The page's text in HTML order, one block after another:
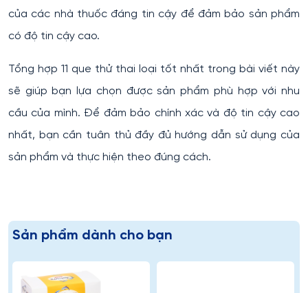
của các nhà thuốc đáng tin cậy để đảm bảo sản phẩm
có độ tin cậy cao.
Tổng hợp 11 que thử thai loại tốt nhất trong bài viết này
sẽ giúp bạn lựa chọn được sản phẩm phù hợp với nhu
cầu của mình. Để đảm bảo chính xác và độ tin cậy cao
nhất, bạn cần tuân thủ đầy đủ hướng dẫn sử dụng của
sản phẩm và thực hiện theo đúng cách.
Sản phẩm dành cho bạn